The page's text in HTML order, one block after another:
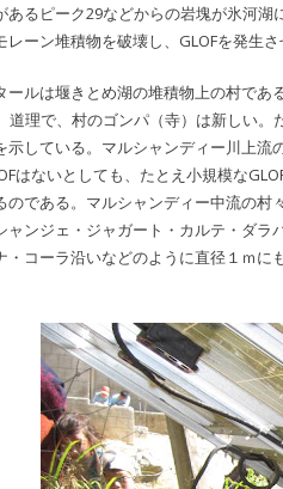
るピーク29などからの岩塊が氷河
レーン堆積物を破壊し、GLOFを発
ールは堰きとめ湖の堆積物上の村で
道理で、村のゴンパ（寺）は新しい
している。マルシャンディー川上
はないとしても、たとえ小規模な
である。マルシャンディー中流の
ャンジェ・ジャガート・カルテ・ダ
・コーラ沿いなどのように直径１ｍ